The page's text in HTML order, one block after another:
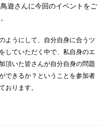
遊さんに今回のイベントをご
ようにして、自分自身に合うツ
していただく中で、私自身のエ
頂いた皆さんが自分自身の問題
できるか？ということを参加者
おります。